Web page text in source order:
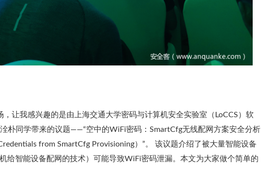
让我感兴趣的是由上海交通大学密码与计算机安全实验室（LoCCS）软
朴同学带来的议题——“空中的WiFi密码：SmartCfg无线配网方案安全分析
from SmartCfg Provisioning）”。 该议题介绍了被大量智能设备
给智能设备配网的技术）可能导致WiFi密码泄漏。本文为大家做个简单的